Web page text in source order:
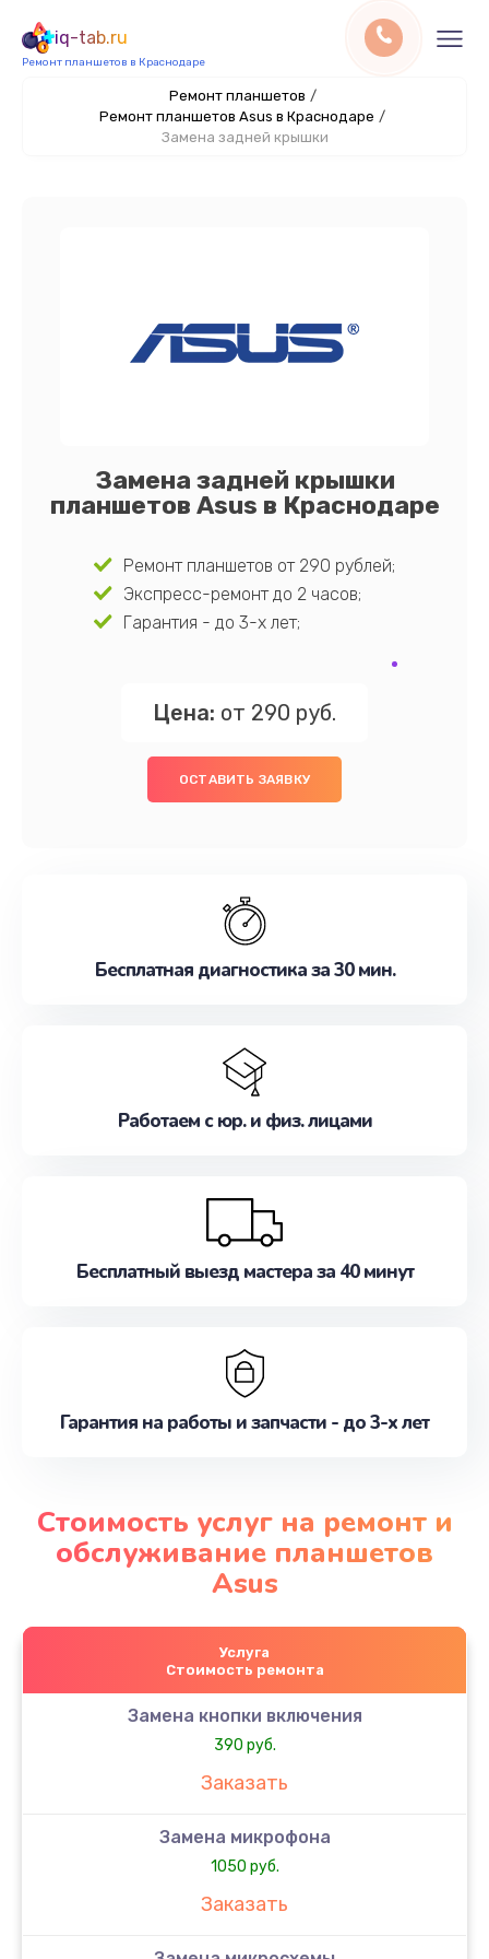
iq-tab.ru
Ремонт планшетов в Краснодаре
Ремонт планшетов /
Ремонт планшетов Asus в Краснодаре /
Замена задней крышки
Замена задней крышки
планшетов Asus в Краснодаре
Ремонт планшетов от 290 рублей;
Экспресс-ремонт до 2 часов;
Гарантия - до 3-х лет;
Цена: от 290 руб.
ОСТАВИТЬ ЗАЯВКУ
Бесплатная диагностика за 30 мин.
Работаем с юр. и физ. лицами
Бесплатный выезд мастера за 40 минут
Гарантия на работы и запчасти - до 3-х лет
Стоимость услуг на ремонт и
обслуживание планшетов
Asus
Услуга
Стоимость ремонта
Замена кнопки включения
390 руб.
Заказать
Замена микрофона
1050 руб.
Заказать